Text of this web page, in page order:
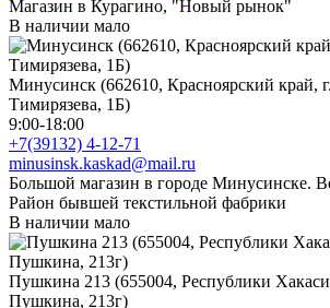
Магазин в Курагино, "Новый рынок"
В наличии мало
Минусинск (662610, Красноярский край,
Тимирязева, 1Б)
9:00-18:00
+7(39132) 4-12-71
minusinsk.kaskad@mail.ru
Большой магазин в городе Минусинске.
Район бывшей текстильной фабрики
В наличии мало
Пушкина 213 (655004, Республики
Пушкина, 213г)